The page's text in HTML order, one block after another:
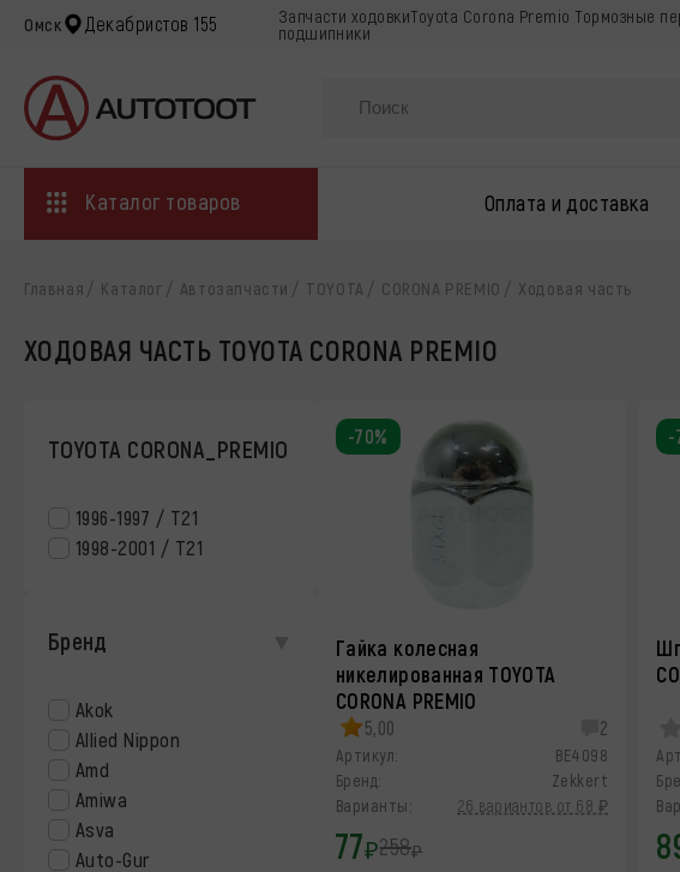
Омск Декабристов 155 Запчасти ходовкиToyota Corona Premio Тормозные
подшипники
Каталог товаров Оплата и доставка
Главная Каталог Автозапчасти TOYOTA CORONA PREMIO Ходовая часть
ХОДОВАЯ ЧАСТЬ TOYOTA CORONA PREMIO
TOYOTA CORONA_PREMIO
1996-1997 / Т21
1998-2001 / T21
Бренд
Akok
Allied Nippon
Amd
Amiwa
Asva
Auto-Gur
Гайка колесная
никелированная TOYOTA
CORONA PREMIO
5,00 2
Артикул:
BE4098
Бренд:
Zekkert
Варианты:
26 вариантов от 68 ₽
77₽258₽
-70% -